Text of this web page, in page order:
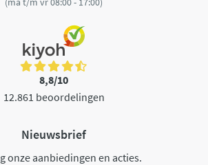
8,8/10
12.861 beoordelingen
Nieuwsbrief
onze aanbiedingen en acties.